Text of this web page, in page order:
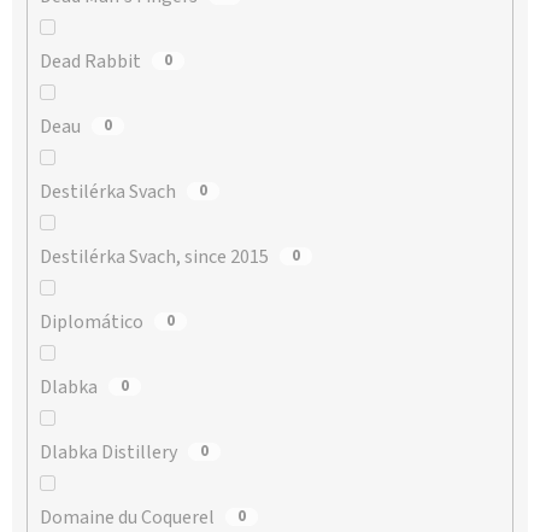
Dead Rabbit 0
Deau 0
Destilérka Svach 0
Destilérka Svach, since 2015 0
Diplomático 0
Dlabka 0
Dlabka Distillery 0
Domaine du Coquerel 0